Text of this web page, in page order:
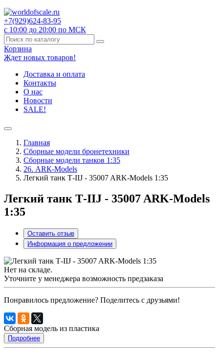
+7(929)624-83-95
с 10:00 до 20:00 по МСК
Корзина
Ждет новых товаров!
Доставка и оплата
Контакты
О нас
Новости
SALE!
Главная
Сборные модели бронетехники
Сборные модели танков 1:35
26. АRК-Models
Легкий танк Т-IIJ - 35007 ARK-Models 1:35
Легкий танк Т-IIJ - 35007 ARK-Models
1:35
Оставить отзыв
Информация о предложении
Нет на складе.
Уточните у менеджера возможность предзаказа
Понравилось предложение? Поделитесь с друзьями!
Сборная модель из пластика
Подробнее